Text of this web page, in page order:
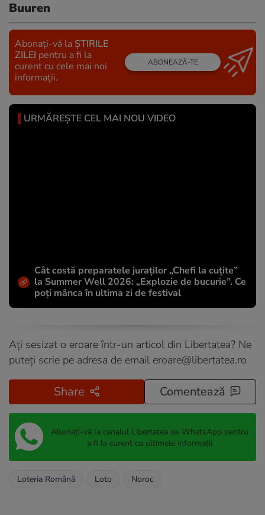
Buuren
Abonați-vă la ȘTIRILE
ZILEI pentru a fi la
curent cu cele mai noi
informații.
ABONEAZĂ-TE
URMĂREȘTE CEL MAI NOU VIDEO
Cât costă preparatele juraților „Chefi la cuțite”
la Summer Well 2026: „Explozie de bucurie”. Ce
poți mânca în ultima zi de festival
Ați sesizat o eroare într-un articol din Libertatea? Ne
puteți scrie pe adresa de email eroare@libertatea.ro
Share Comentează
Abonați-vă la canalul Libertatea de WhatsApp pentru
a fi la curent cu ultimele informații
Loteria Română Loto Noroc